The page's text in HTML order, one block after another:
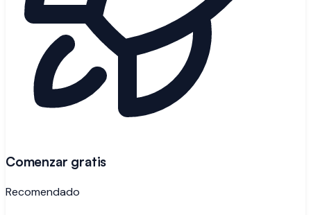
Comenzar gratis
Recomendado